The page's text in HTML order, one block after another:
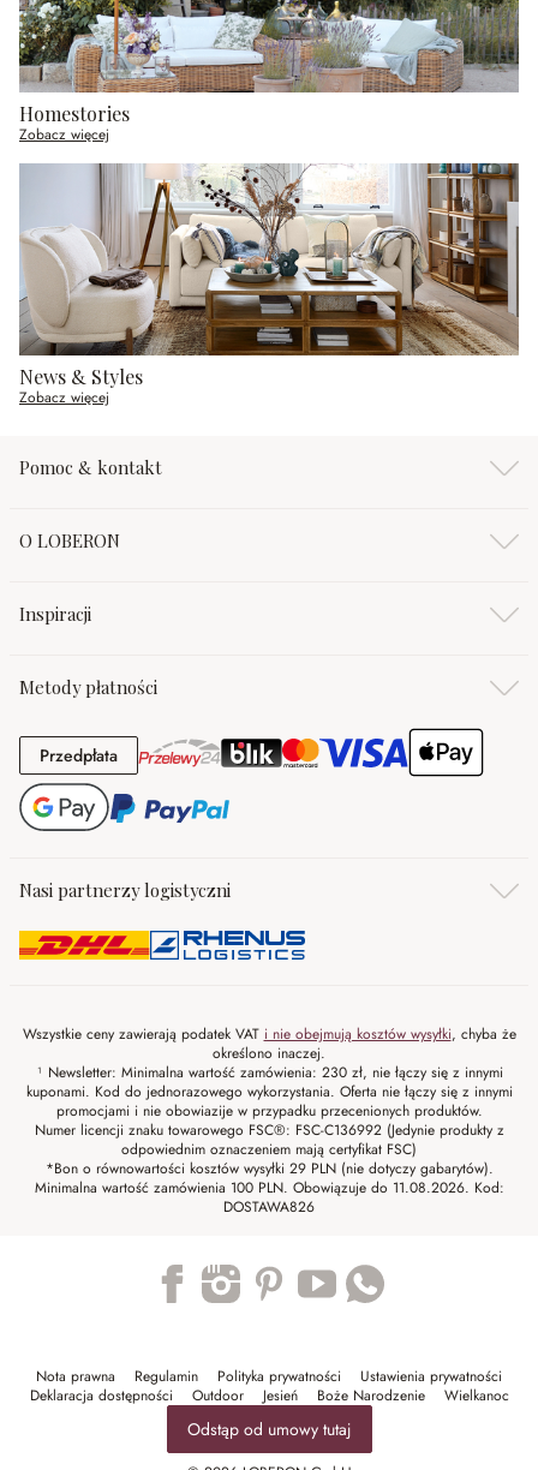
Homestories
Zobacz więcej
News & Styles
Zobacz więcej
Pomoc & kontakt
O LOBERON
Inspiracji
Metody płatności
PrzedpłataPrzedpłata
Nasi partnerzy logistyczni
Wszystkie ceny zawierają podatek VAT i nie obejmują kosztów wysyłki, chyba że
określono inaczej.
¹ Newsletter: Minimalna wartość zamówienia: 230 zł, nie łączy się z innymi
kuponami. Kod do jednorazowego wykorzystania. Oferta nie łączy się z innymi
promocjami i nie obowiazije w przypadku przecenionych produktów.
Numer licencji znaku towarowego FSC®: FSC-C136992 (Jedynie produkty z
odpowiednim oznaczeniem mają certyfikat FSC)
*Bon o równowartości kosztów wysyłki 29 PLN (nie dotyczy gabarytów).
Minimalna wartość zamówienia 100 PLN. Obowiązuje do 11.08.2026. Kod:
DOSTAWA826
Nota prawna Regulamin Polityka prywatności
Ustawienia prywatności
Deklaracja dostępności
Outdoor Jesień Boże Narodzenie Wielkanoc
Odstąp od umowy tutaj